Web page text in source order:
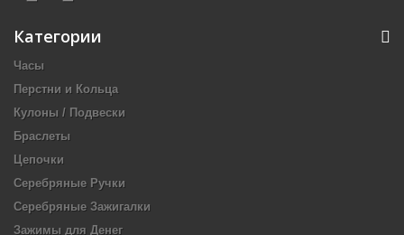
Категории
Часы
Перстни и Кольца
Кулоны / Подвески
Браслеты
Цепочки
Серебряные Ручки
Серебряные Зажигалки
Зажимы для Денег